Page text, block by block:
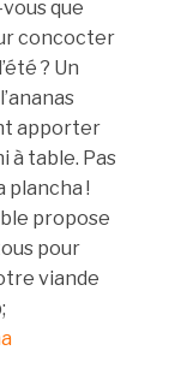
que
concocter
? Un
apporter
à table. Pas
plancha !
propose
pour
viande